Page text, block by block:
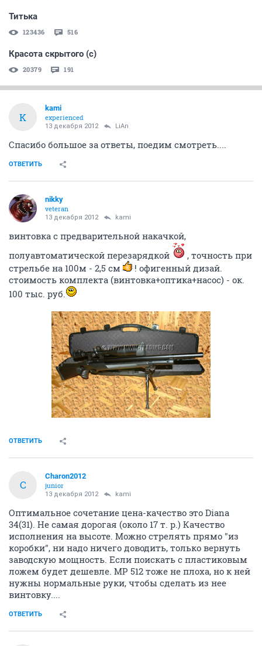
Титька
123436 516
Красота скрытого (с)
20379 191
K
kami
experienced
13 декабря 2012 LiAn
Спасибо большое за ответы, поедим смотреть....
ОТВЕТИТЬ
nikky
veteran
13 декабря 2012 kami
винтовка с предварительной накачкой,
полуавтоматической перезарядкой
, точность при
стрельбе на 100м - 2,5 см
! офигенный дизай.
стоимость комплекта (винтовка+оптика+насос) - ок.
100 тыс. руб.
ОТВЕТИТЬ
C
Charon2012
junior
13 декабря 2012 kami
Оптимальное сочетание цена-качество это Diana
34(31). Не самая дорогая (около 17 т. р.) Качество
исполнения на высоте. Можно стрелять прямо "из
коробки", ни надо ничего доводить, только вернуть
заводскую мощность. Если поискать с пластиковым
ложем будет дешевле. МР 512 тоже не плоха, но к ней
нужны нормальные руки, чтобы сделать из нее
винтовку....
ОТВЕТИТЬ